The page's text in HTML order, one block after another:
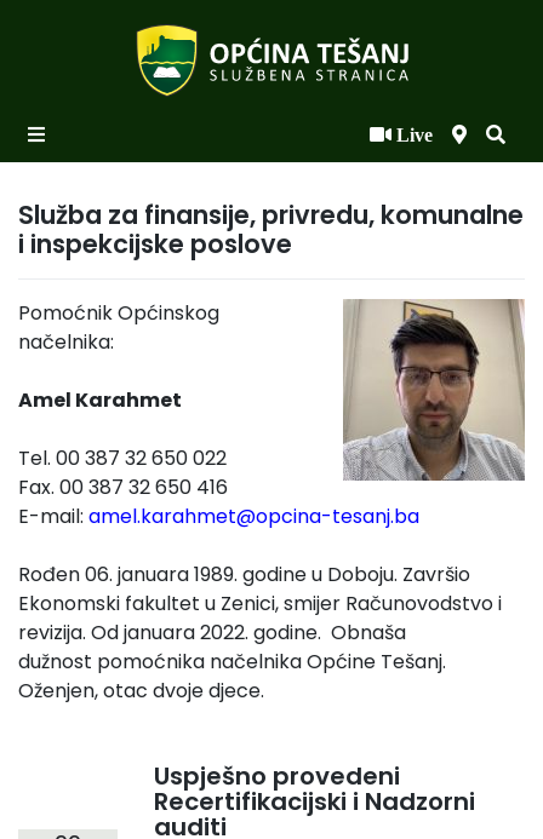
Live
Novosti po kategorijama
Podaci o Općini
Biznis
Općinski načelnik
Općinsko vijeće
Uprava
Služba za finansije, privredu, komunalne
i inspekcijske poslove
Pomoćnik Općinskog
načelnika:
Amel Karahmet
Tel. 00 387 32 650 022
Fax. 00 387 32 650 416
E-mail: amel.karahmet@opcina-tesanj.ba
Rođen 06. januara 1989. godine u Doboju. Završio
Ekonomski fakultet u Zenici, smijer Računovodstvo i
revizija. Od januara 2022. godine. Obnaša
dužnost pomoćnika načelnika Općine Tešanj.
Oženjen, otac dvoje djece.
Uspješno provedeni
Recertifikacijski i Nadzorni
auditi